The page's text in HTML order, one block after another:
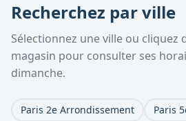
Recherchez par ville
Sélectionnez une ville ou cliquez
magasin pour consulter ses
dimanche.
Paris 2e Arrondissement
Paris